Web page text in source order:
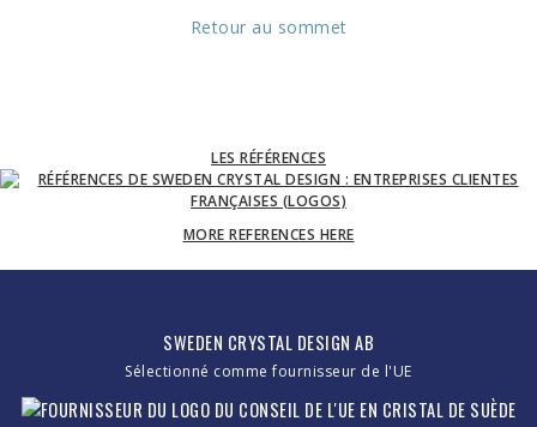
Retour au sommet
LES RÉFÉRENCES
MORE REFERENCES HERE
SWEDEN CRYSTAL DESIGN AB
Sélectionné comme fournisseur de l'UE